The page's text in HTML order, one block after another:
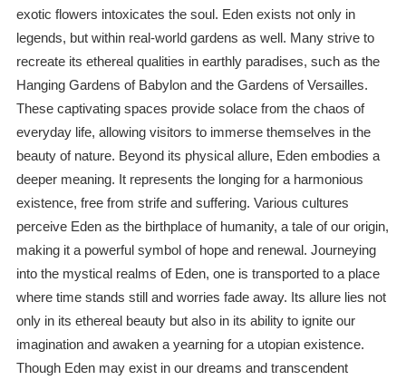
exotic flowers intoxicates the soul. Eden exists not only in
legends, but within real-world gardens as well. Many strive to
recreate its ethereal qualities in earthly paradises, such as the
Hanging Gardens of Babylon and the Gardens of Versailles.
These captivating spaces provide solace from the chaos of
everyday life, allowing visitors to immerse themselves in the
beauty of nature. Beyond its physical allure, Eden embodies a
deeper meaning. It represents the longing for a harmonious
existence, free from strife and suffering. Various cultures
perceive Eden as the birthplace of humanity, a tale of our origin,
making it a powerful symbol of hope and renewal. Journeying
into the mystical realms of Eden, one is transported to a place
where time stands still and worries fade away. Its allure lies not
only in its ethereal beauty but also in its ability to ignite our
imagination and awaken a yearning for a utopian existence.
Though Eden may exist in our dreams and transcendent